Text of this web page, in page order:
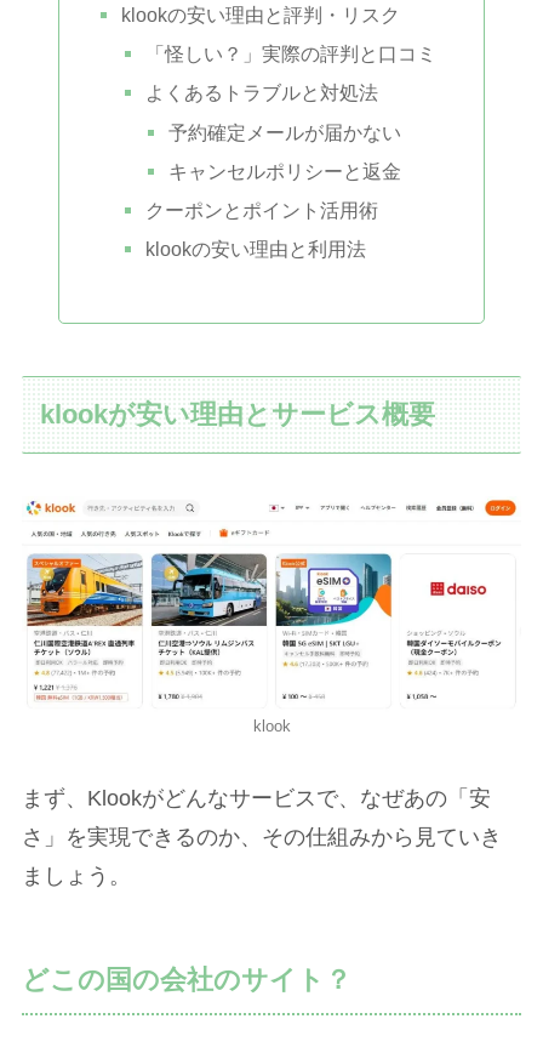
klookの安い理由と評判・リスク
「怪しい？」実際の評判と口コミ
よくあるトラブルと対処法
予約確定メールが届かない
キャンセルポリシーと返金
クーポンとポイント活用術
klookの安い理由と利用法
klookが安い理由とサービス概要
klook
まず、Klookがどんなサービスで、なぜあの「安
さ」を実現できるのか、その仕組みから見ていき
ましょう。
どこの国の会社のサイト？